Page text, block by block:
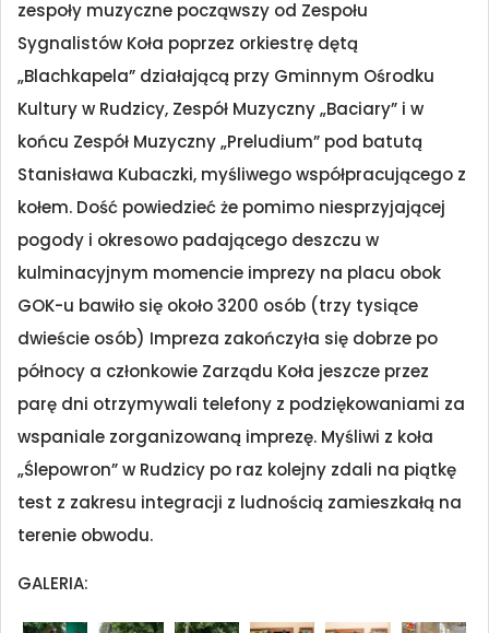
zespoły muzyczne począwszy od Zespołu
Sygnalistów Koła poprzez orkiestrę dętą
„Blachkapela” działającą przy Gminnym Ośrodku
Kultury w Rudzicy, Zespół Muzyczny „Baciary” i w
końcu Zespół Muzyczny „Preludium” pod batutą
Stanisława Kubaczki, myśliwego współpracującego z
kołem. Dość powiedzieć że pomimo niesprzyjającej
pogody i okresowo padającego deszczu w
kulminacyjnym momencie imprezy na placu obok
GOK-u bawiło się około 3200 osób (trzy tysiące
dwieście osób) Impreza zakończyła się dobrze po
północy a członkowie Zarządu Koła jeszcze przez
parę dni otrzymywali telefony z podziękowaniami za
wspaniale zorganizowaną imprezę. Myśliwi z koła
„Ślepowron” w Rudzicy po raz kolejny zdali na piątkę
test z zakresu integracji z ludnością zamieszkałą na
terenie obwodu.
GALERIA: